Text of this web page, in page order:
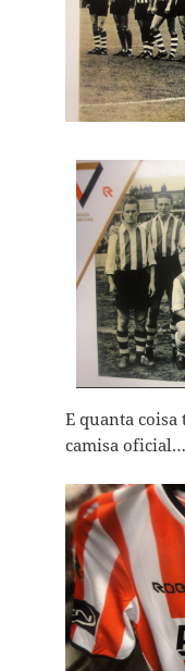
E quanta coisa
camisa oficial…